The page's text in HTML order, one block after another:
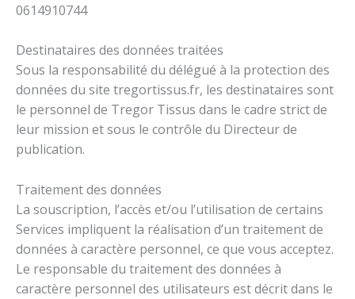
0614910744
Destinataires des données traitées
Sous la responsabilité du délégué à la protection des
données du site tregortissus.fr, les destinataires sont
le personnel de Tregor Tissus dans le cadre strict de
leur mission et sous le contrôle du Directeur de
publication.
Traitement des données
La souscription, l’accès et/ou l’utilisation de certains
Services impliquent la réalisation d’un traitement de
données à caractère personnel, ce que vous acceptez.
Le responsable du traitement des données à
caractère personnel des utilisateurs est décrit dans le